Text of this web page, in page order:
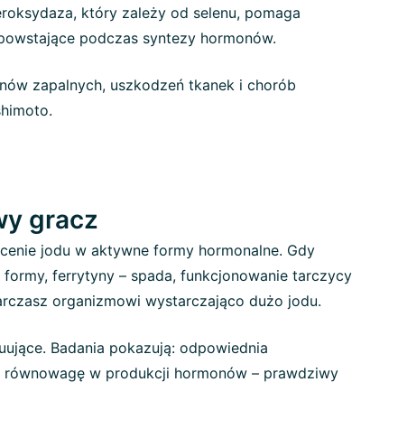
który zależy od selenu, pomaga
podczas syntezy hormonów.
zapalnych, uszkodzeń tkanek i chorób
gracz
jodu w aktywne formy hormonalne. Gdy
ferrytyny – spada, funkcjonowanie tarczycy
organizmowi wystarczająco dużo jodu.
Badania pokazują: odpowiednia
w produkcji hormonów – prawdziwy